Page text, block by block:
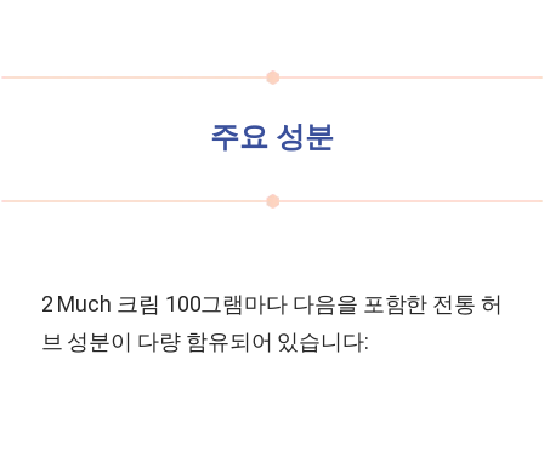
주요 성분
2 Much 크림 100그램마다 다음을 포함한 전통 허
브 성분이 다량 함유되어 있습니다: